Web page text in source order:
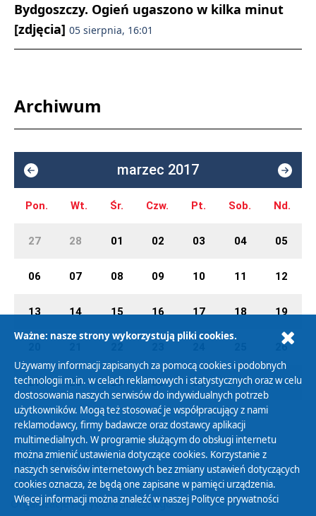
Bydgoszczy. Ogień ugaszono w kilka minut
[zdjęcia] 05 sierpnia, 16:01
Archiwum
marzec 2017
Pon. Wt. Śr. Czw. Pt. Sob. Nd.
27 28 01 02 03 04 05
06 07 08 09 10 11 12
13 14 15 16 17 18 19
26
27 28 29 30 31 01 02
Polityka Prywatności
Zasady korzystania z Serwisu
Organizacje Pożytku Publicznego
Ważne: nasze strony wykorzystują pliki cookies.
Używamy informacji zapisanych za pomocą cookies i podobnych
technologii m.in. w celach reklamowych i statystycznych oraz w celu
dostosowania naszych serwisów do indywidualnych potrzeb
użytkowników. Mogą też stosować je współpracujący z nami
reklamodawcy, firmy badawcze oraz dostawcy aplikacji
multimedialnych. W programie służącym do obsługi internetu
można zmienić ustawienia dotyczące cookies. Korzystanie z
naszych serwisów internetowych bez zmiany ustawień dotyczących
cookies oznacza, że będą one zapisane w pamięci urządzenia.
Więcej informacji można znaleźć w naszej Polityce prywatności